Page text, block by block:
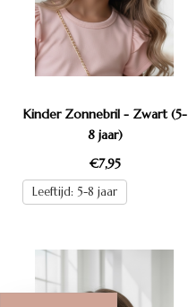
Kinder Zonnebril - Zwart (5-
8 jaar)
€7,95
Leeftijd: 5-8 jaar